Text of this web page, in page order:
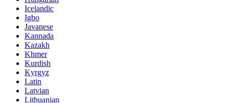
Icelandic
Igbo
Javanese
Kannada
Kazakh
Khmer
Kurdish
Kyrgyz
Latin
Latvian
Lithuanian